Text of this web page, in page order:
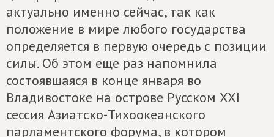
актуально именно сейчас, так как
положение в мире любого государства
определяется в первую очередь с позиции
силы. Об этом еще раз напомнила
состоявшаяся в конце января во
Владивостоке на острове Русском ХХI
сессия Азиатско-Тихоокеанского
парламентского форума, в котором